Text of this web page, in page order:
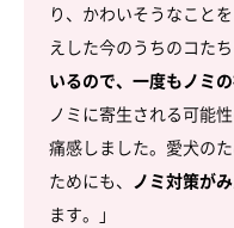
り、かわいそうなこと
えした今のうちのコた
いるので、一度もノミ
ノミに寄生される可能
痛感しました。愛犬の
ためにも、 ノミ対策が
ます。」